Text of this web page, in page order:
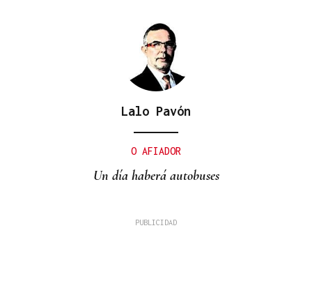
Lalo Pavón
O AFIADOR
Un día haberá autobuses